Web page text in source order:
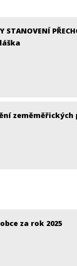
STANOVENÍ
zeměměřických
za rok 2025